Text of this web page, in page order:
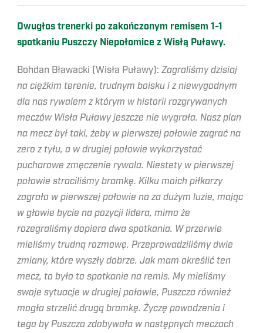
Dwugłos trenerki po zakończonym remisem 1-1
spotkaniu Puszczy Niepołomice z Wisłą Puławy.
Bohdan Bławacki (Wisła Puławy): Zagraliśmy dzisiaj
na ciężkim terenie, trudnym boisku i z niewygodnym
dla nas rywalem z którym w historii rozgrywanych
meczów Wisła Puławy jeszcze nie wygrała. Nasz plan
na mecz był taki, żeby w pierwszej połowie zagrać na
zero z tyłu, a w drugiej połowie wykorzystać
pucharowe zmęczenie rywala. Niestety w pierwszej
połowie straciliśmy bramkę. Kilku moich piłkarzy
zagrało w pierwszej połowie na za dużym luzie, mając
w głowie bycie na pozycji lidera, mimo że
rozegraliśmy dopiero dwa spotkania. W przerwie
mieliśmy trudną rozmowę. Przeprowadziliśmy dwie
zmiany, które wyszły dobrze. Jak mam określić ten
mecz, to było to spotkanie na remis. My mieliśmy
swoje sytuacje w drugiej połowie, Puszcza również
mogła strzelić drugą bramkę. Życzę powodzenia i
tego by Puszcza zdobywała w następnych meczach